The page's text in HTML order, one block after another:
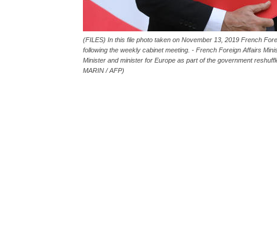
(FILES) In this file photo taken on November 13, 2019 French
following the weekly cabinet meeting. - French Foreign Affairs
Minister and minister for Europe as part of the government
MARIN / AFP)